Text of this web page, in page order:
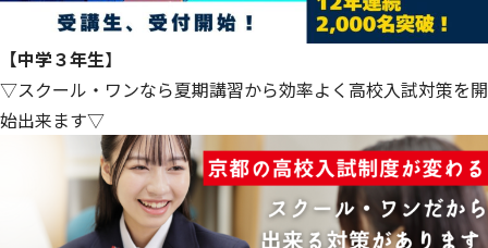
【中学３年生】
▽スクール・ワンなら夏期講習から効率よく高校入試対策を開
始出来ます▽